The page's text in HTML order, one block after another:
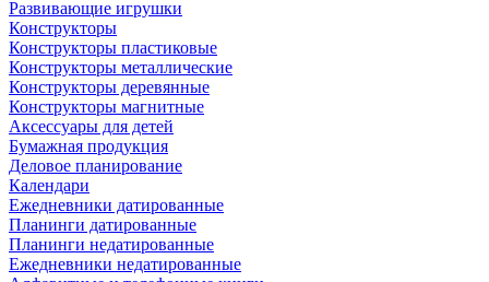
Развивающие игрушки
Конструкторы
Конструкторы пластиковые
Конструкторы металлические
Конструкторы деревянные
Конструкторы магнитные
Аксессуары для детей
Бумажная продукция
Деловое планирование
Календари
Ежедневники датированные
Планинги датированные
Планинги недатированные
Ежедневники недатированные